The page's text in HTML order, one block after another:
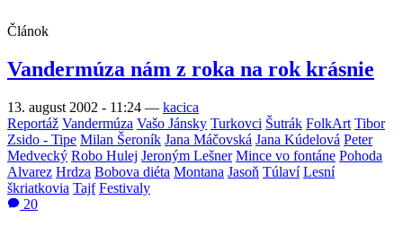
Článok
Vandermúza nám z roka na rok krásnie
13. august 2002 - 11:24 — kacica
Reportáž Vandermúza Vašo Jánsky Turkovci Šutrák FolkArt Tibor
Zsido - Tipe Milan Šeroník Jana Máčovská Jana Kúdelová Peter
Medvecký Robo Hulej Jeroným Lešner Mince vo fontáne Pohoda
Alvarez Hrdza Bobova diéta Montana Jasoň Túlaví Lesní
škriatkovia Tajf Festivaly
20